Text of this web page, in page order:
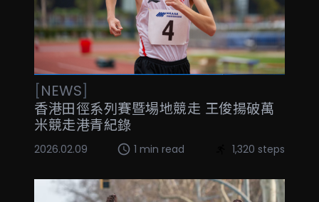
[NEWS]
香港田徑系列賽暨場地競走 王俊揚破萬
米競走港青紀錄
2026.02.09 1 min read 1,320 steps